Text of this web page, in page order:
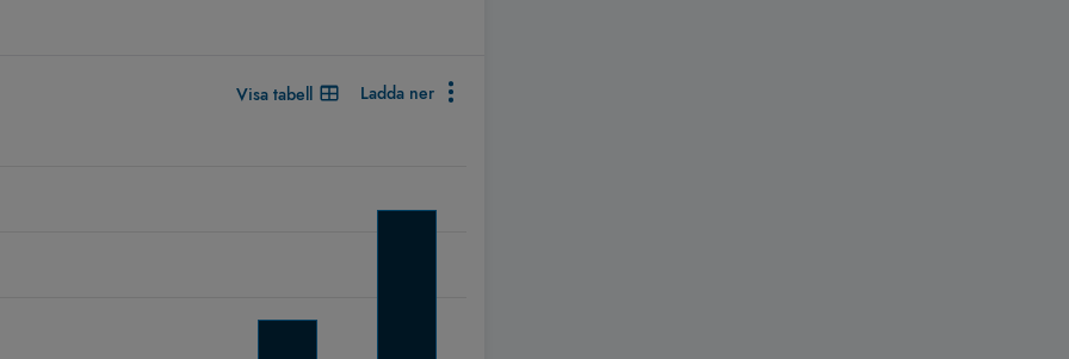
Visa tabell Ladda ner